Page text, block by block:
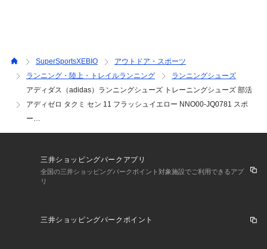
【商品の購入にあたっての注意事項】
※弊社独自の採寸・計量方法により計測を行っておりますた
め、多少の誤差が生じる場合があります。
【こちらの商品について】
※シューズの製造過程で、接着剤の付着や縫製のズレ・歪みを
※靴ひもの長さについては、左右10cm以内の差までは弊社許
容内とさせていただいております。左右の紐に10cm以上の差
なる場合があります。
SuperSportsXEBIO
アウトドア・スポーツ
ランニング・陸上・トレイルランニング
ランニングシューズ
アディダス（adidas）ランニングシューズ トレーニングシューズ 部活
アディゼロ タクミ セン 11 フラッシュイエロー NNO00-JQ0781 スポ
ー…
三井ショッピングパークアプリ
全国の三井ショッピングパークポイント対象施設でご利用できるアプ
リ
三井ショッピングパークポイント